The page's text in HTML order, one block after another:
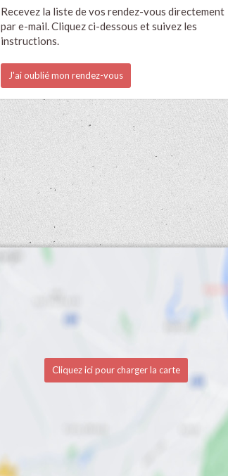
Recevez la liste de vos rendez-vous directement
par e-mail. Cliquez ci-dessous et suivez les
instructions.
J'ai oublié mon rendez-vous
Cliquez ici pour charger la carte